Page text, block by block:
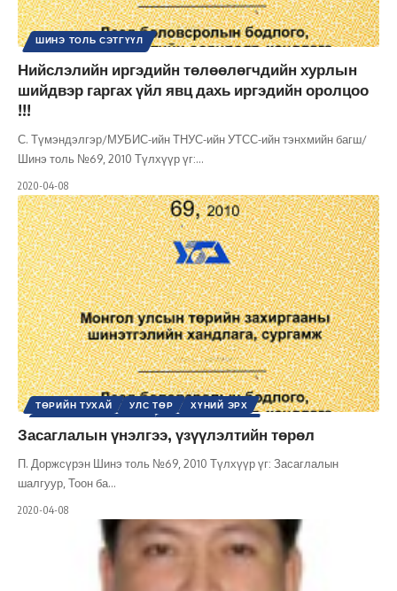
ШИНЭ ТОЛЬ СЭТГҮҮЛ
Нийслэлийн иргэдийн төлөөлөгчдийн хурлын
шийдвэр гаргах үйл явц дахь иргэдийн оролцоо
!!!
С. Түмэндэлгэр/МУБИС-ийн ТНУС-ийн УТСС-ийн тэнхмийн багш/
Шинэ толь №69, 2010 Түлхүүр үг:…
2020-04-08
ТӨРИЙН ТУХАЙ УЛС ТӨР
ХҮНИЙ ЭРХ
Засаглалын үнэлгээ, үзүүлэлтийн төрөл
П. Доржсүрэн Шинэ толь №69, 2010 Түлхүүр үг: Засаглалын
шалгуур, Тоон ба…
2020-04-08